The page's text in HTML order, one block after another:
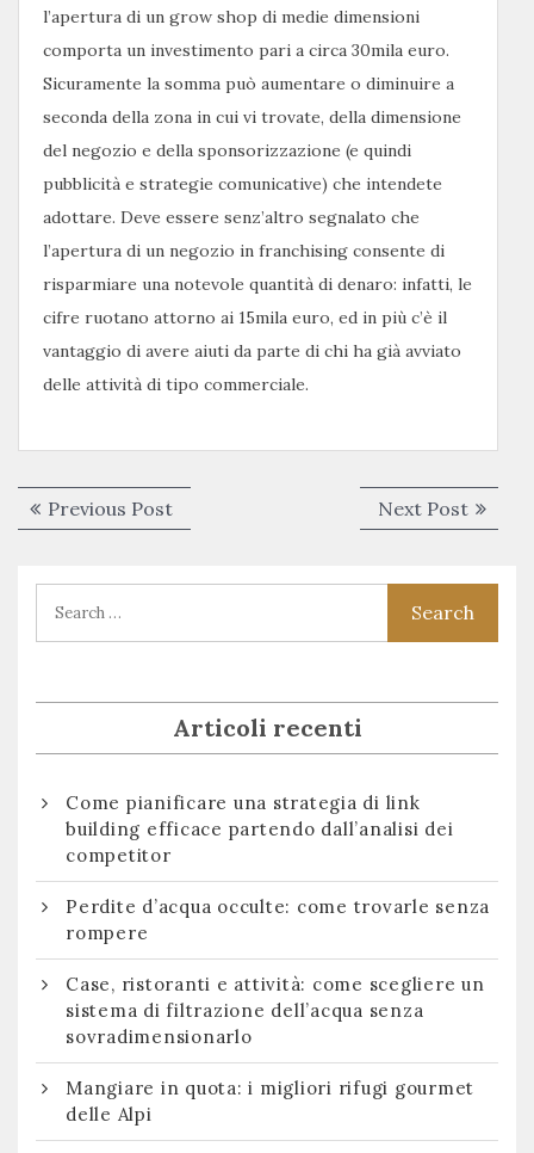
l’apertura di un grow shop di medie dimensioni
comporta un investimento pari a circa 30mila euro.
Sicuramente la somma può aumentare o diminuire a
seconda della zona in cui vi trovate, della dimensione
del negozio e della sponsorizzazione (e quindi
pubblicità e strategie comunicative) che intendete
adottare. Deve essere senz’altro segnalato che
l’apertura di un negozio in franchising consente di
risparmiare una notevole quantità di denaro: infatti, le
cifre ruotano attorno ai 15mila euro, ed in più c’è il
vantaggio di avere aiuti da parte di chi ha già avviato
delle attività di tipo commerciale.
Navigazione
articoli
Previous PostPrevious
post:
Next PostNext
post:
Articoli recenti
Come pianificare una strategia di link
building efficace partendo dall’analisi dei
competitor
Perdite d’acqua occulte: come trovarle senza
rompere
Case, ristoranti e attività: come scegliere un
sistema di filtrazione dell’acqua senza
sovradimensionarlo
Mangiare in quota: i migliori rifugi gourmet
delle Alpi